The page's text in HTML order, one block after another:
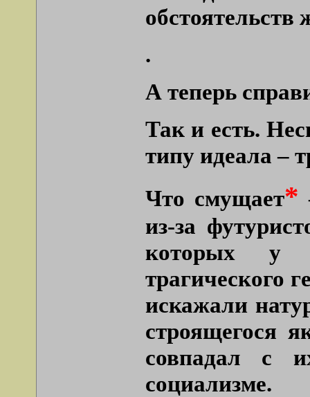
обстоятельств
.
А теперь
Так и есть.
типу идеала –
Что смущает*
из-за
которых у
трагического
искажали
строящегося
совпадал с
социализме.